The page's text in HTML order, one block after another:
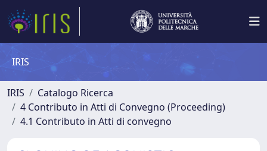
IRIS
IRIS
Catalogo Ricerca
4 Contributo in Atti di Convegno (Proceeding)
4.1 Contributo in Atti di convegno